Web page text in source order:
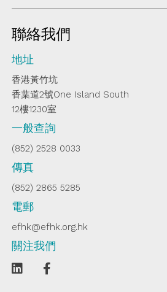
聯絡我們
地址
香港黃竹坑
香葉道2號One Island South
12樓1230室
一般查詢
(852) 2528 0033
傳真
(852) 2865 5285
電郵
efhk@efhk.org.hk
關注我們